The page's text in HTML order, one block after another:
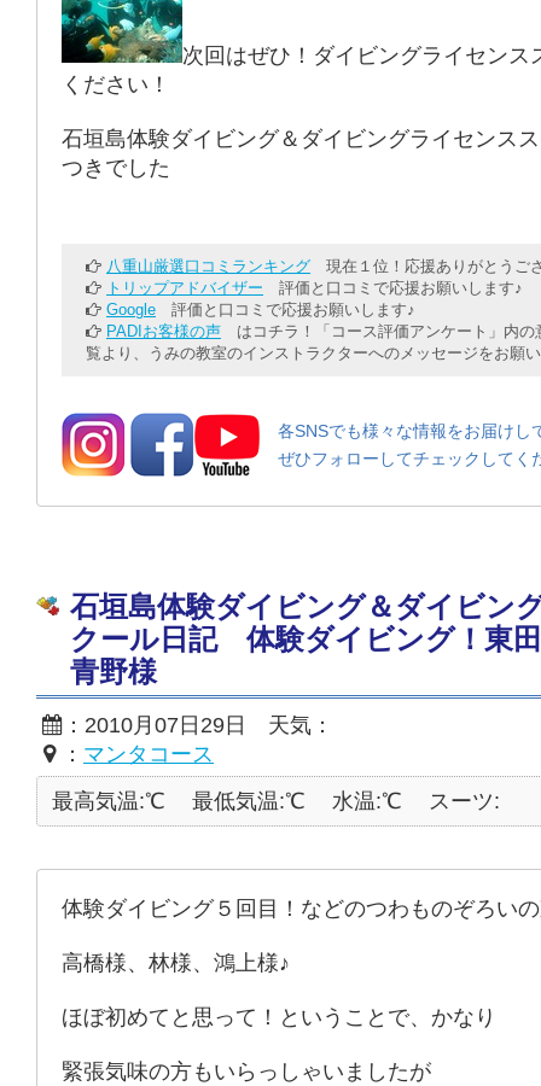
次回はぜひ！ダイビングライセンス
ください！
石垣島体験ダイビング＆ダイビングライセンス
つきでした
八重山厳選口コミランキング 現在１位！応援ありがとうご
トリップアドバイザー 評価と口コミで応援お願いします♪
Google 評価と口コミで応援お願いします♪
PADIお客様の声 はコチラ！「コース評価アンケート」内の
覧より、うみの教室のインストラクターへのメッセージをお願
各SNSでも様々な情報をお届けし
ぜひフォローしてチェックしてく
石垣島体験ダイビング＆ダイビン
クール日記 体験ダイビング！東
青野様
：2010月07日29日 天気：
： マンタコース
最高気温:℃
最低気温:℃ 水温:℃ スーツ:
体験ダイビング５回目！などのつわものぞろい
高橋様、林様、鴻上様♪
ほぼ初めてと思って！ということで、かなり
緊張気味の方もいらっしゃいましたが